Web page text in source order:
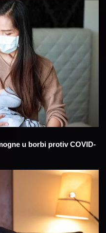
u borbi protiv COVID-